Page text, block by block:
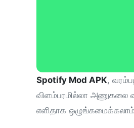
Spotify Mod APK,
விளம்பரமில்லா அணுகலை
எளிதாக